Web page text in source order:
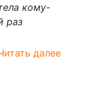
кому-
раз
далее